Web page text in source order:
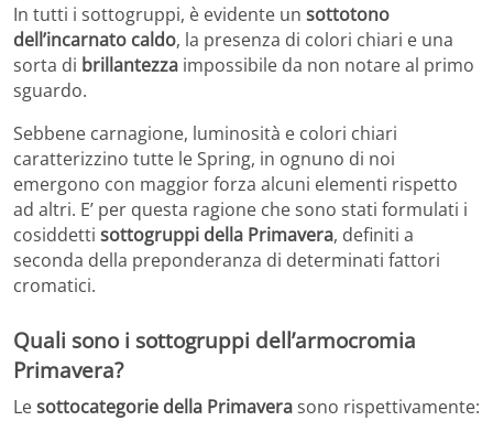
In tutti i sottogruppi, è evidente un sottotono
dell’incarnato caldo, la presenza di colori chiari e una
sorta di brillantezza impossibile da non notare al primo
sguardo.
Sebbene carnagione, luminosità e colori chiari
caratterizzino tutte le Spring, in ognuno di noi
emergono con maggior forza alcuni elementi rispetto
ad altri. E’ per questa ragione che sono stati formulati i
cosiddetti sottogruppi della Primavera, definiti a
seconda della preponderanza di determinati fattori
cromatici.
Quali sono i sottogruppi dell’armocromia
Primavera?
Lesottocategorie della Primaverasono rispettivamente: